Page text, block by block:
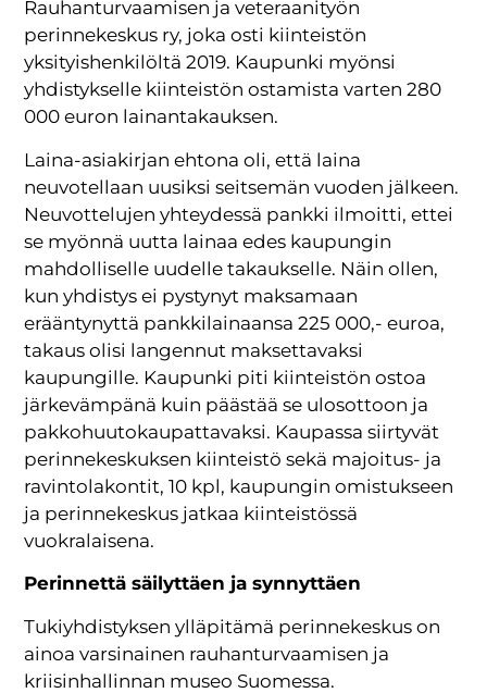
Rauhanturvaamisen ja veteraanityön
perinnekeskus ry, joka osti kiinteistön
yksityishenkilöltä 2019. Kaupunki myönsi
yhdistykselle kiinteistön ostamista varten 280
000 euron lainantakauksen.
Laina-asiakirjan ehtona oli, että laina
neuvotellaan uusiksi seitsemän vuoden jälkeen.
Neuvottelujen yhteydessä pankki ilmoitti, ettei
se myönnä uutta lainaa edes kaupungin
mahdolliselle uudelle takaukselle. Näin ollen,
kun yhdistys ei pystynyt maksamaan
erääntynyttä pankkilainaansa 225 000,- euroa,
takaus olisi langennut maksettavaksi
kaupungille. Kaupunki piti kiinteistön ostoa
järkevämpänä kuin päästää se ulosottoon ja
pakkohuutokaupattavaksi. Kaupassa siirtyvät
perinnekeskuksen kiinteistö sekä majoitus- ja
ravintolakontit, 10 kpl, kaupungin omistukseen
ja perinnekeskus jatkaa kiinteistössä
vuokralaisena.
Perinnettä säilyttäen ja synnyttäen
Tukiyhdistyksen ylläpitämä perinnekeskus on
ainoa varsinainen rauhanturvaamisen ja
kriisinhallinnan museo Suomessa.